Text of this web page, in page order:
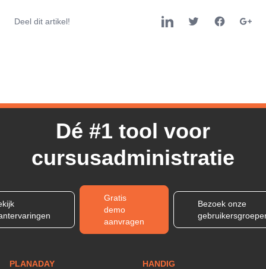
Deel dit artikel!
Dé #1 tool voor
cursusadministratie
Gratis
demo
aanvragen
Bezoek onze
PLANADAY HANDIG